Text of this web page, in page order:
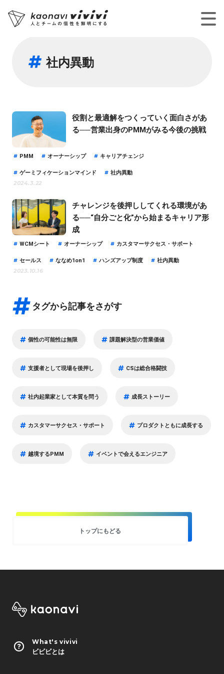
社内異動
役割と最適解をつくっていく面白さがあ
る──営業出身のPMMがみる今後の挑戦
PMM オーナーシップ
キャリアチェンジ
ゲーミフィケーションマインド
社内異動
2024.3.22
チャレンジを後押ししてくれる環境があ
る──“自分ごと化”から始まるキャリア形
成
WCMシート オーナーシップ
カスタマーサクセス・サポート
セールス
ななめ1on1 ハンズアップ制度
社内異動
2023.10.16
タグから記事をさがす
個性の可能性は無限 課題解決型の営業価値
支援者として現場を後押し CSは総合格闘技
社内起業家として本質を問う 成長ストーリー
カスタマーサクセス・サポート プロダクトともに成長する
越境するPMM イベントで会えるエンジニア
トップにもどる
What's vivivi
ビビビとは